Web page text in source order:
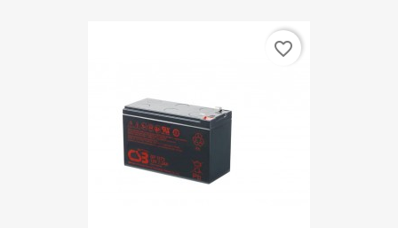
favorite_border